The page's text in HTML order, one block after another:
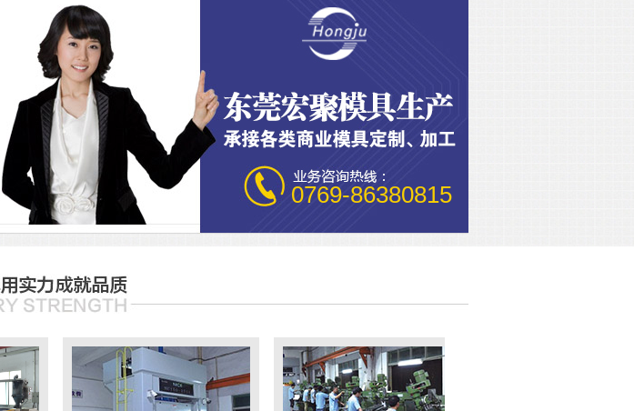
0769-86380815